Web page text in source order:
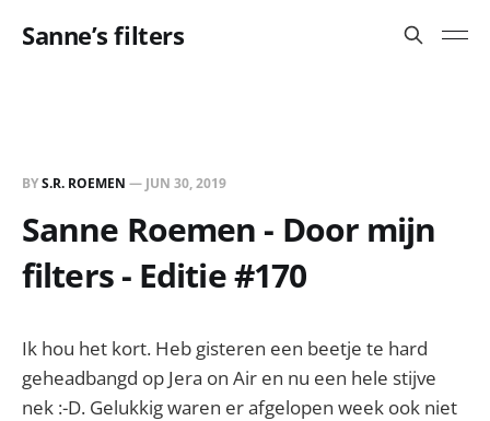
Sanne’s filters
BYS.R. ROEMEN — JUN 30, 2019
Sanne Roemen - Door mijn
filters - Editie #170
Ik hou het kort. Heb gisteren een beetje te hard
geheadbangd op Jera on Air en nu een hele stijve
nek :-D. Gelukkig waren er afgelopen week ook niet